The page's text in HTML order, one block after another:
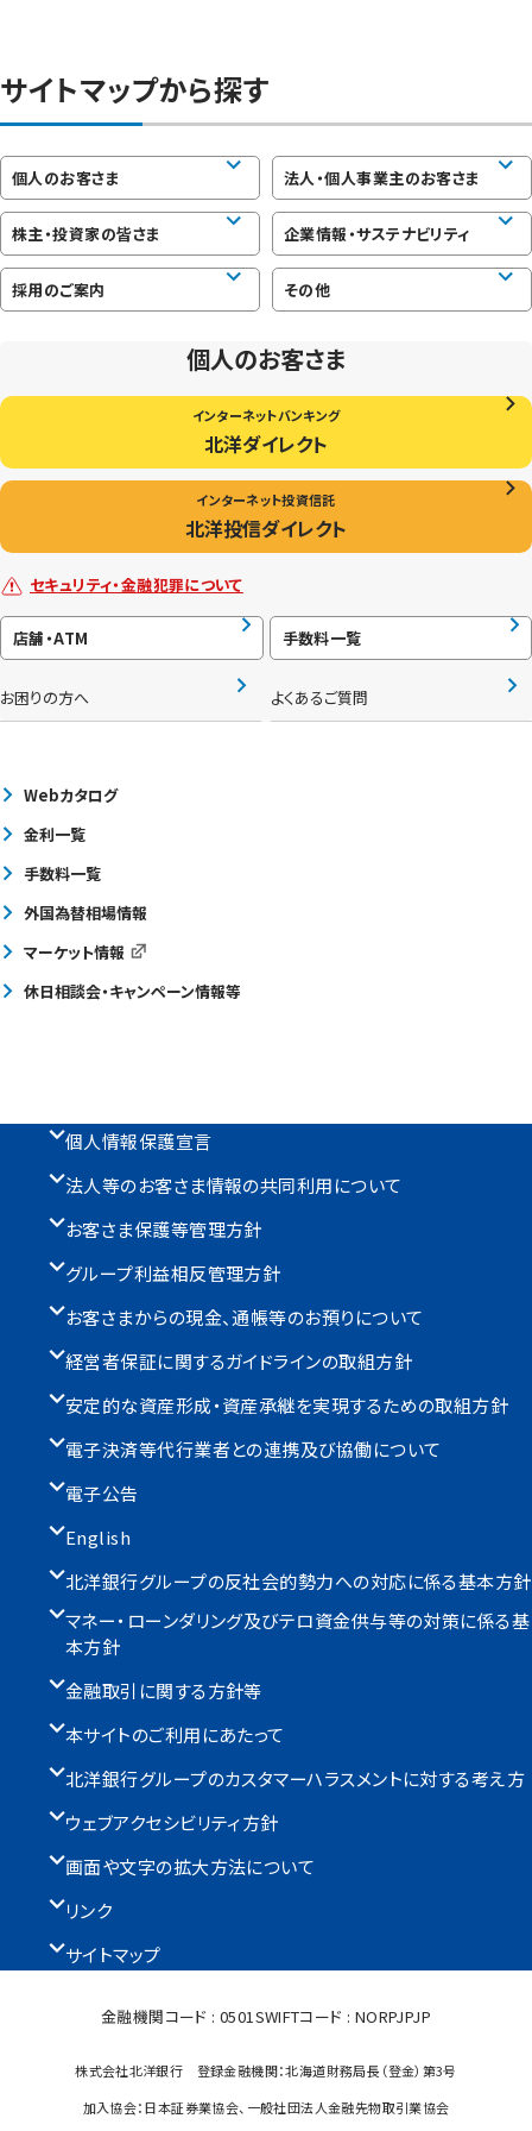
サイトマップから探す
個人のお客さま 法人・個人事業主のお客さま
株主・投資家の皆さま 企業情報・サステナビリティ
採用のご案内 その他
個人のお客さま
インターネットバンキング
北洋ダイレクト
インターネット投資信託
北洋投信ダイレクト
セキュリティ・金融犯罪について
店舗・ATM 手数料一覧
お困りの方へ よくあるご質問
Webカタログ
金利一覧
手数料一覧
外国為替相場情報
マーケット情報
休日相談会・キャンペーン情報等
個人情報保護宣言
法人等のお客さま情報の共同利用について
お客さま保護等管理方針
グループ利益相反管理方針
お客さまからの現金、通帳等のお預りについて
経営者保証に関するガイドラインの取組方針
安定的な資産形成・資産承継を実現するための取組方針
電子決済等代行業者との連携及び協働について
電子公告
English
北洋銀行グループの反社会的勢力への対応に係る基本方針
マネー・ローンダリング及びテロ資金供与等の対策に係る基
本方針
金融取引に関する方針等
本サイトのご利用にあたって
北洋銀行グループのカスタマーハラスメントに対する考え方
ウェブアクセシビリティ方針
画面や文字の拡大方法について
リンク
サイトマップ
金融機関コード : 0501SWIFTコード : NORPJPJP
株式会社北洋銀行 登録金融機関：北海道財務局長（登金）第3号
加入協会：日本証券業協会、一般社団法人金融先物取引業協会